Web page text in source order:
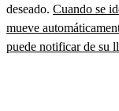
deseado. Cuando se
mueve
puede notificar de su